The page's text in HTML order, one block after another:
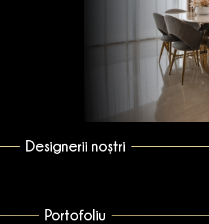
Designerii noștri
Portofoliu